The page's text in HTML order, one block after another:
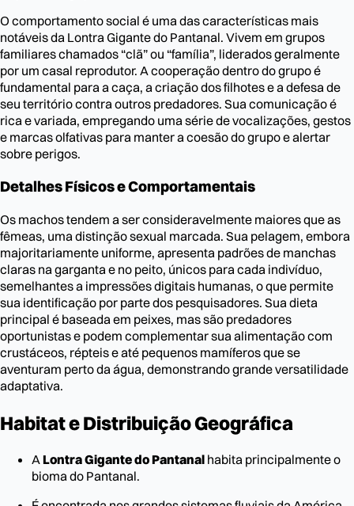
O comportamento social é uma das características mais
notáveis da Lontra Gigante do Pantanal. Vivem em grupos
familiares chamados “clã” ou “família”, liderados geralmente
por um casal reprodutor. A cooperação dentro do grupo é
fundamental para a caça, a criação dos filhotes e a defesa de
seu território contra outros predadores. Sua comunicação é
rica e variada, empregando uma série de vocalizações, gestos
e marcas olfativas para manter a coesão do grupo e alertar
sobre perigos.
Detalhes Físicos e Comportamentais
Os machos tendem a ser consideravelmente maiores que as
fêmeas, uma distinção sexual marcada. Sua pelagem, embora
majoritariamente uniforme, apresenta padrões de manchas
claras na garganta e no peito, únicos para cada indivíduo,
semelhantes a impressões digitais humanas, o que permite
sua identificação por parte dos pesquisadores. Sua dieta
principal é baseada em peixes, mas são predadores
oportunistas e podem complementar sua alimentação com
crustáceos, répteis e até pequenos mamíferos que se
aventuram perto da água, demonstrando grande versatilidade
adaptativa.
Habitat e Distribuição Geográfica
A Lontra Gigante do Pantanal habita principalmente o
bioma do Pantanal.